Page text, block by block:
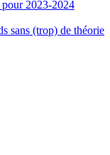
2023-2024
sans (trop) de théorie